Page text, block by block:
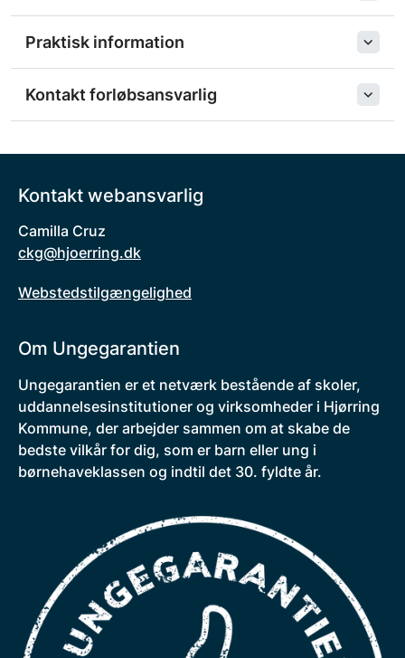
Praktisk information
Kontakt forløbsansvarlig
Kontakt webansvarlig
Camilla Cruz
ckg@hjoerring.dk
Webstedstilgængelighed
Om Ungegarantien
Ungegarantien er et netværk bestående af skoler,
uddannelsesinstitutioner og virksomheder i Hjørring
Kommune, der arbejder sammen om at skabe de
bedste vilkår for dig, som er barn eller ung i
børnehaveklassen og indtil det 30. fyldte år.